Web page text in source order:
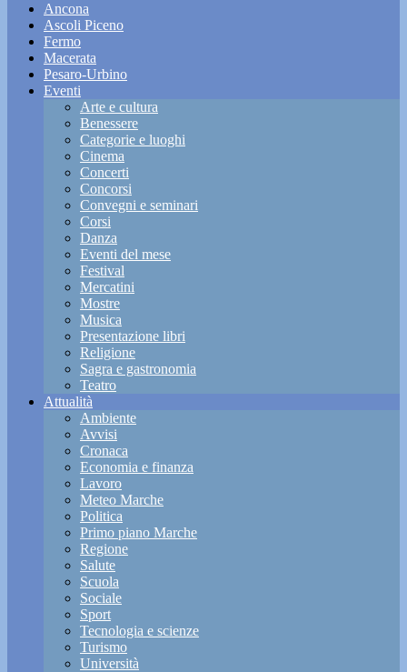
Ancona
Ascoli Piceno
Fermo
Macerata
Pesaro-Urbino
Eventi
Arte e cultura
Benessere
Categorie e luoghi
Cinema
Concerti
Concorsi
Convegni e seminari
Corsi
Danza
Eventi del mese
Festival
Mercatini
Mostre
Musica
Presentazione libri
Religione
Sagra e gastronomia
Teatro
Attualità
Ambiente
Avvisi
Cronaca
Economia e finanza
Lavoro
Meteo Marche
Politica
Primo piano Marche
Regione
Salute
Scuola
Sociale
Sport
Tecnologia e scienze
Turismo
Università